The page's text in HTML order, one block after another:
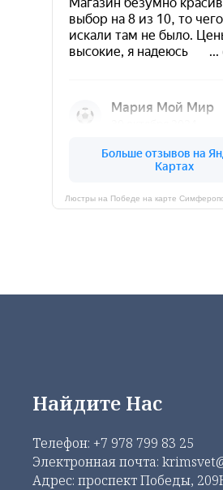
Найдите Нас
Телефон: +7 978 799 83 25
Электронная почта:
Адрес: проспект Победы,